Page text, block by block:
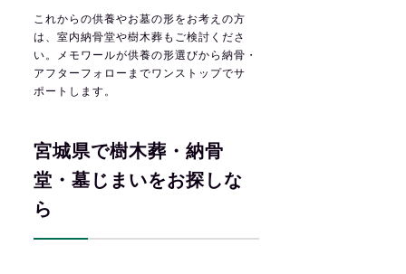
これからの供養やお墓の形をお考えの方
は、室内納骨堂や樹木葬 もご検討くださ
い。メモワールが供養の形選びから納骨・
アフターフォローまでワンストップでサ
ポートします。
宮城県で樹木葬・納骨
堂・墓じまいをお探しな
ら